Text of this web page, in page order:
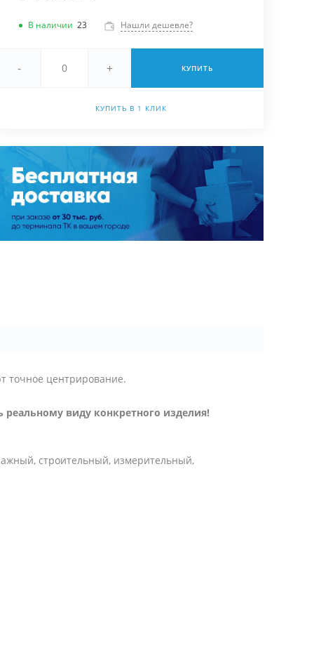
В наличии 23 Нашли дешевле?
- + КУПИТЬ
КУПИТЬ В 1 КЛИК
точное центрирование.
виду конкретного изделия!
строительный, измерительный,